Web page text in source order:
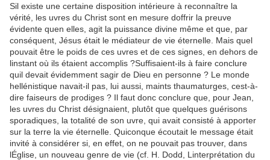
Sil existe une certaine disposition intérieure à reconnaître la
vérité, les uvres du Christ sont en mesure doffrir la preuve
évidente quen elles, agit la puissance divine même et que, par
conséquent, Jésus était le médiateur de vie éternelle. Mais quel
pouvait être le poids de ces uvres et de ces signes, en dehors de
linstant où ils étaient accomplis ?Suffisaient-ils à faire conclure
quil devait évidemment sagir de Dieu en personne ? Le monde
hellénistique navait-il pas, lui aussi, maints thaumaturges, cest-à-
dire faiseurs de prodiges ? Il faut donc conclure que, pour Jean,
les uvres du Christ désignaient, plutôt que quelques guérisons
sporadiques, la totalité de son uvre, qui avait consisté à apporter
sur la terre la vie éternelle. Quiconque écoutait le message était
invité à considérer si, en effet, on ne pouvait pas trouver, dans
lÉglise, un nouveau genre de vie (cf. H. Dodd, Linterprétation du